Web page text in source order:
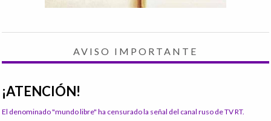
AVISO IMPORTANTE
¡ATENCIÓN!
El denominado "mundo libre" ha censurado la señal del canal ruso de TV RT.